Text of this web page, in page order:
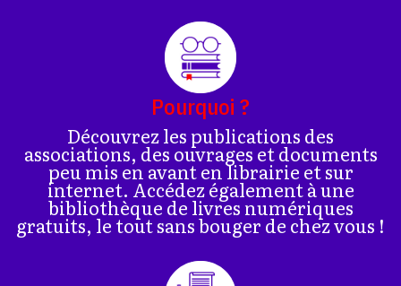
Pourquoi ?
Découvrez les publications des
associations, des ouvrages et documents
peu mis en avant en librairie et sur
internet. Accédez également à une
bibliothèque de livres numériques
gratuits, le tout sans bouger de chez vous !